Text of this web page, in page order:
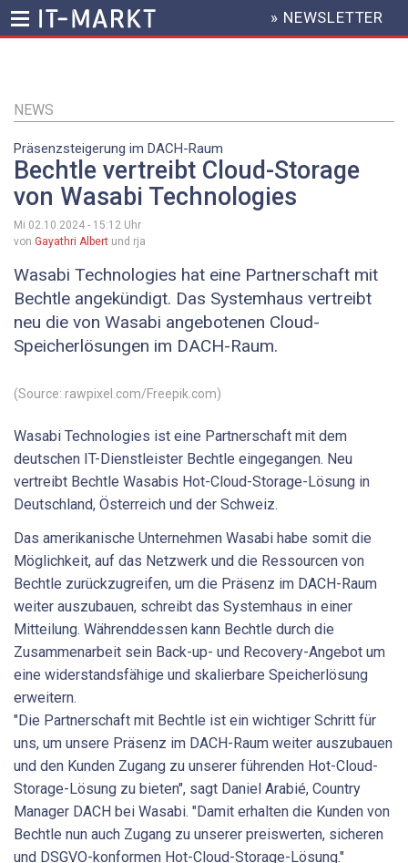
Inhalt
HEADER
MENU
» NEWSLETTER
NEWS
Präsenzsteigerung im DACH-Raum
Bechtle vertreibt Cloud-Storage
von Wasabi Technologies
Mi 02.10.2024 - 15:12 Uhr
von Gayathri Albert und rja
Wasabi Technologies hat eine Partnerschaft mit
Bechtle angekündigt. Das Systemhaus vertreibt
neu die von Wasabi angebotenen Cloud-
Speicherlösungen im DACH-Raum.
(Source: rawpixel.com/Freepik.com)
Wasabi Technologies ist eine Partnerschaft mit dem
deutschen IT-Dienstleister Bechtle eingegangen. Neu
vertreibt Bechtle Wasabis Hot-Cloud-Storage-Lösung in
Deutschland, Österreich und der Schweiz.
Das amerikanische Unternehmen Wasabi habe somit die
Möglichkeit, auf das Netzwerk und die Ressourcen von
Bechtle zurückzugreifen, um die Präsenz im DACH-Raum
weiter auszubauen, schreibt das Systemhaus in einer
Mitteilung. Währenddessen kann Bechtle durch die
Zusammenarbeit sein Back-up- und Recovery-Angebot um
eine widerstandsfähige und skalierbare Speicherlösung
erweitern.
"Die Partnerschaft mit Bechtle ist ein wichtiger Schritt für
uns, um unsere Präsenz im DACH-Raum weiter auszubauen
und den Kunden Zugang zu unserer führenden Hot-Cloud-
Storage-Lösung zu bieten", sagt Daniel Arabié, Country
Manager DACH bei Wasabi. "Damit erhalten die Kunden von
Bechtle nun auch Zugang zu unserer preiswerten, sicheren
und DSGVO-konformen Hot-Cloud-Storage-Lösung."